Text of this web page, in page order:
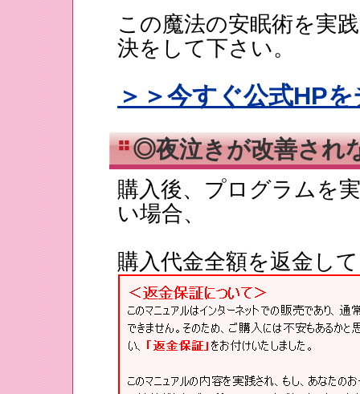
この魔法の安眠術を実
決をして下さい。
＞＞今すぐ公式HP
◎夜泣きが改善され
購入後、プログラムを
い場合、
購入代金全額を返金し